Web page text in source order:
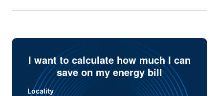
I want to calculate how much I can
save on my energy bill
Locality